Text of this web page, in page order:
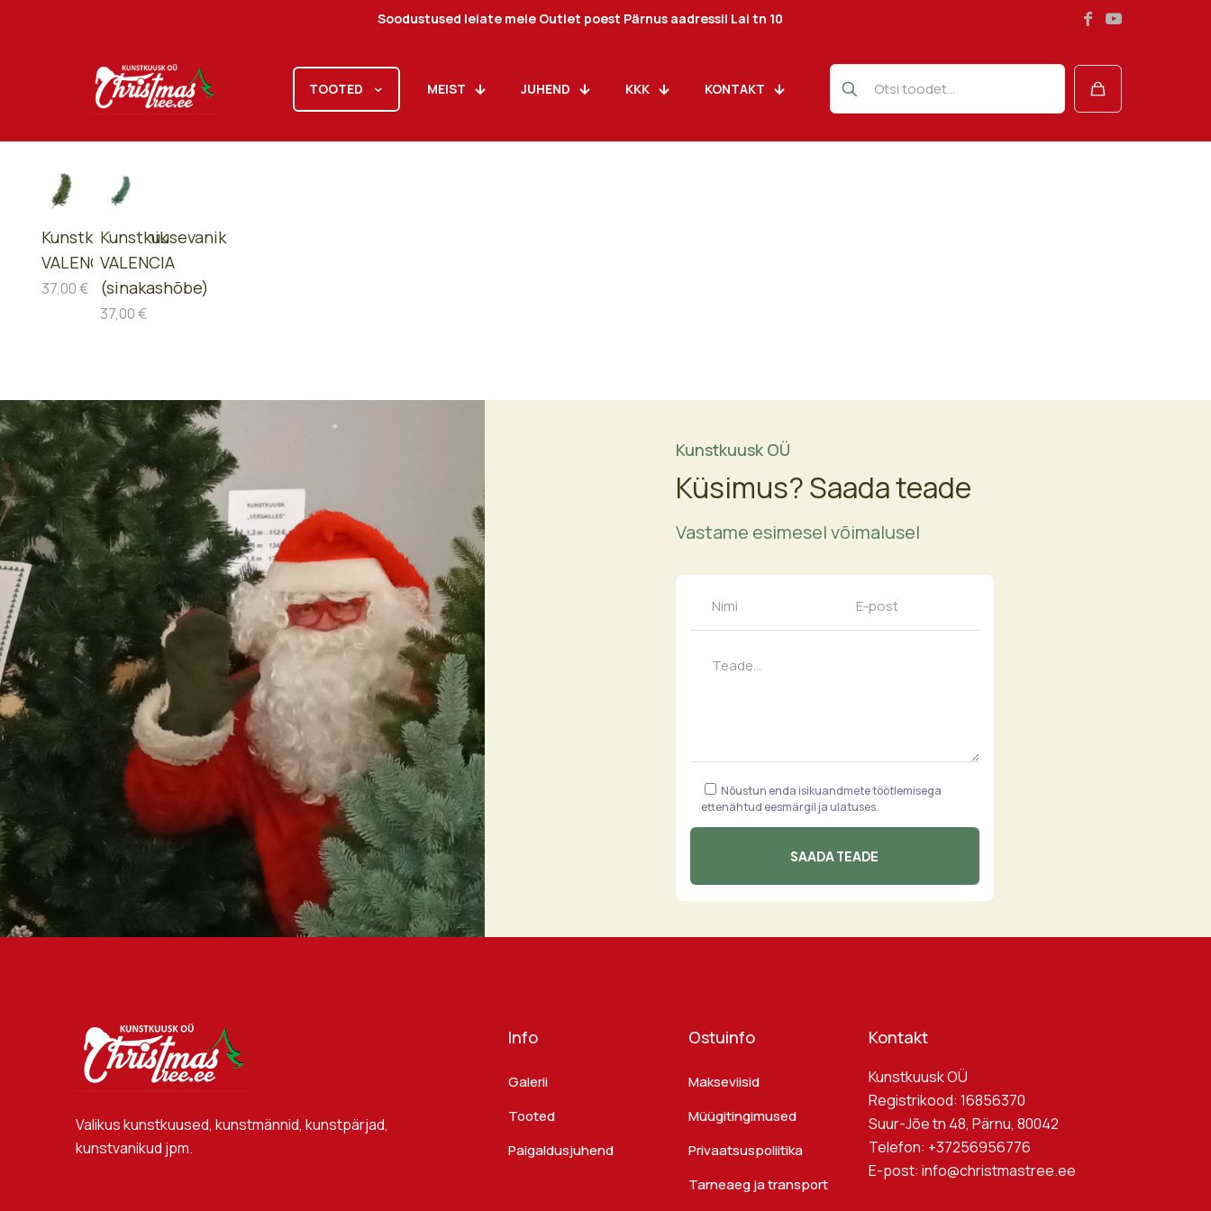
Soodustused leiate meie Outlet poest Pärnus aadressil Lai tn 10
TOOTED MEIST JUHEND KKK KONTAKT
Kunstkuusevanik
VALENCIA
37,00€
Kunstkuusevanik
VALENCIA
(sinakashõbe)
37,00€
Kunstkuusk OÜ
Küsimus? Saada teade
Vastame esimesel võimalusel
Nõustun enda isikuandmete töötlemisega
ettenähtud eesmärgil ja ulatuses.
Valikus kunstkuused, kunstmännid, kunstpärjad,
kunstvanikud jpm.
Info
Galerii
Tooted
Paigaldusjuhend
Ostuinfo
Makseviisid
Müügitingimused
Privaatsuspoliitika
Tarneaeg ja transport
Kontakt
Kunstkuusk OÜ
Registrikood: 16856370
Suur-Jõe tn 48, Pärnu, 80042
Telefon: +37256956776
E-post: info@christmastree.ee